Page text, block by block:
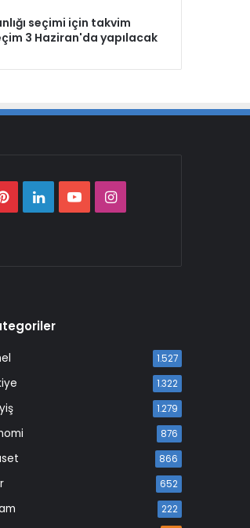
seçimi için takvim
3 Haziran'da yapılacak
Pinterest
LinkedInYouTubeInstagram
1.527
1.322
1.279
876
866
652
222